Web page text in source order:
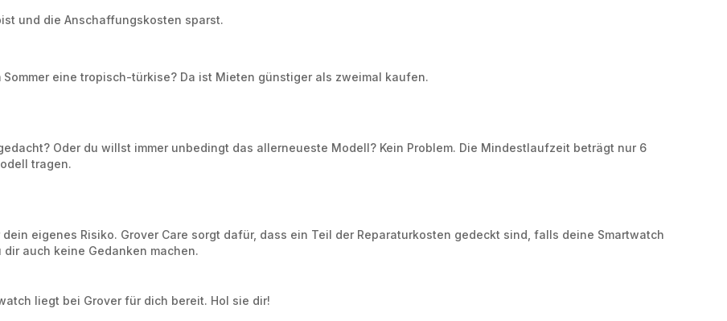
und die Anschaffungskosten sparst.
eine tropisch-türkise? Da ist Mieten günstiger als zweimal kaufen.
Oder du willst immer unbedingt das allerneueste Modell? Kein Problem. Die Mindestlaufzeit beträgt nur 6
tragen.
eigenes Risiko. Grover Care sorgt dafür, dass ein Teil der Reparaturkosten gedeckt sind, falls deine Smartwatch
auch keine Gedanken machen.
liegt bei Grover für dich bereit. Hol sie dir!